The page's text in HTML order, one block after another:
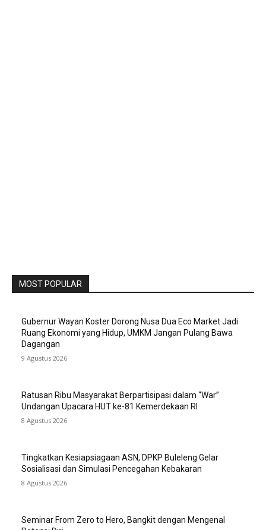
MOST POPULAR
Gubernur Wayan Koster Dorong Nusa Dua Eco Market Jadi
Ruang Ekonomi yang Hidup, UMKM Jangan Pulang Bawa
Dagangan
9 Agustus 2026
Ratusan Ribu Masyarakat Berpartisipasi dalam “War”
Undangan Upacara HUT ke-81 Kemerdekaan RI
8 Agustus 2026
Tingkatkan Kesiapsiagaan ASN, DPKP Buleleng Gelar
Sosialisasi dan Simulasi Pencegahan Kebakaran
8 Agustus 2026
Seminar From Zero to Hero, Bangkit dengan Mengenal